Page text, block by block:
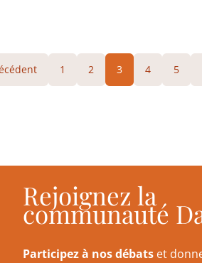
1 2 3 4 5
Rejoignez la
communauté
Participez à nos débats et